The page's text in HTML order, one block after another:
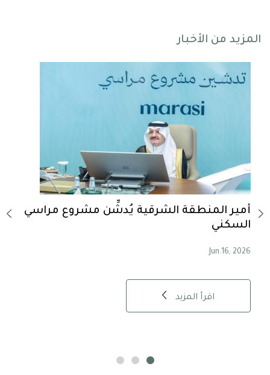
المزيد من الأخبار
-
أمير المنطقة الشرقية يُدشِّن مشروع مراسي
السكني
Jun.16, 2026
اقرأ المزيد